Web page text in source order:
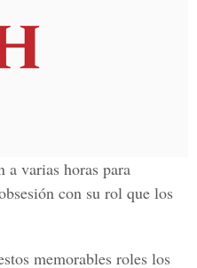
a varias horas para
con su rol que los
memorables roles los